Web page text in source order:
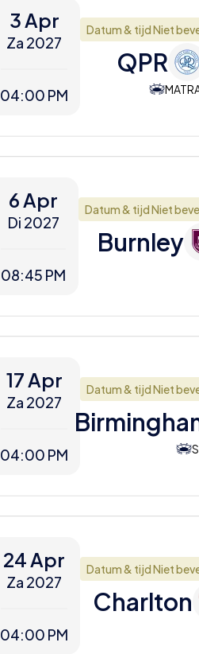
3 Apr
Za 2027
04:00 PM
Datum & tijd Niet
QPR
6 Apr
Di 2027
08:45 PM
Datum & tijd Niet
Burnley
17 Apr
Za 2027
04:00 PM
Datum & tijd Niet
24 Apr
Za 2027
04:00 PM
Datum & tijd Niet
Charlton